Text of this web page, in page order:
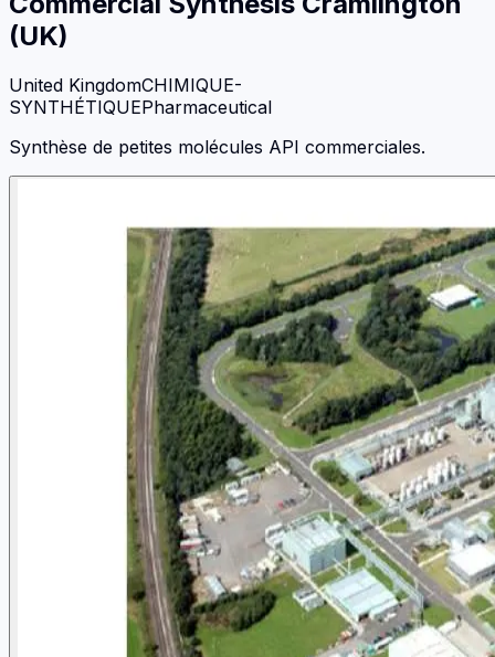
(UK)
United KingdomCHIMIQUE-
SYNTHÉTIQUEPharmaceutical
Synthèse de petites molécules API commerciales.